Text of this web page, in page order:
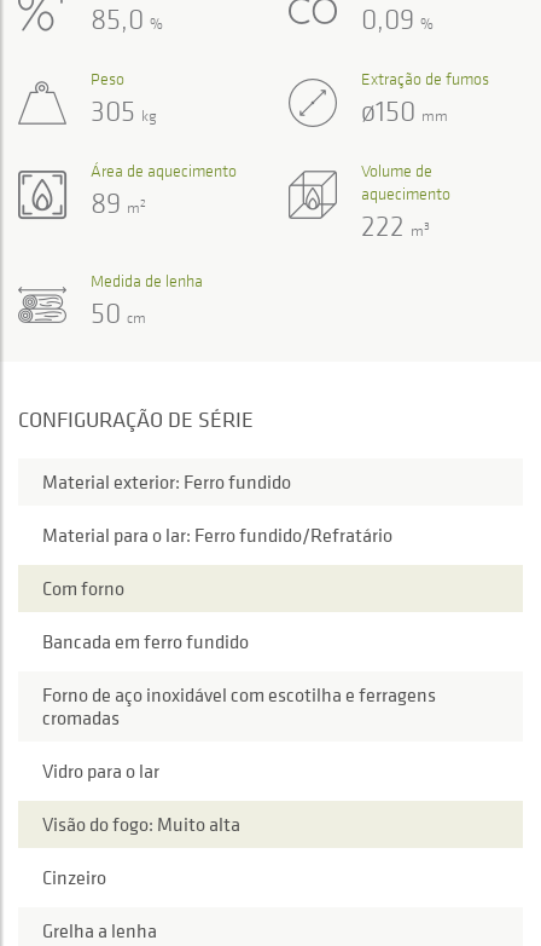
85,0 % 0,09 %
Volume de
aquecimento
222 m3
Área de aquecimento
89 m2
Peso
305 kg
Extração de fumos
ø150 mm
Medida de lenha
50 cm
CONFIGURAÇÃO DE SÉRIE
Material exterior: Ferro fundido
Material para o lar: Ferro fundido/Refratário
Com forno
Bancada em ferro fundido
Forno de aço inoxidável com escotilha e ferragens
cromadas
Vidro para o lar
Visão do fogo: Muito alta
Cinzeiro
Grelha a lenha